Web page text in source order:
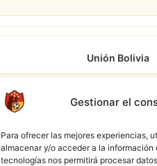
Gestionar el
Para ofrecer las mejores experiencias,
almacenar y/o acceder a la
tecnologías nos permitirá procesar
Unión Bolivia
Unión Bolivia